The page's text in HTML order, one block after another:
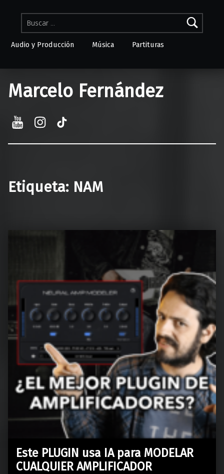
Buscar:
Audio y Producción Música Partituras
Marcelo Fernández
YouTube
Etiqueta: NAM
Este PLUGIN usa IA para MODELAR
CUALQUIER AMPLIFICADOR